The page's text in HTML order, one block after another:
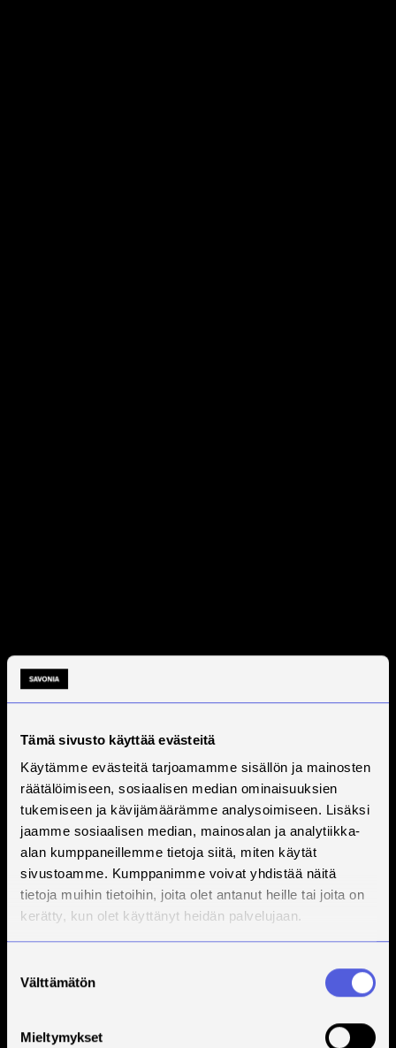
Tämä sivusto käyttää evästeitä
Käytämme evästeitä tarjoamamme sisällön ja mainosten
räätälöimiseen, sosiaalisen median ominaisuuksien
tukemiseen ja kävijämäärämme analysoimiseen. Lisäksi
jaamme sosiaalisen median, mainosalan ja analytiikka-
alan kumppaneillemme tietoja siitä, miten käytät
sivustoamme. Kumppanimme voivat yhdistää näitä
tietoja muihin tietoihin, joita olet antanut heille tai joita on
kerätty, kun olet käyttänyt heidän palvelujaan.
valinta
Välttämätön
Mieltymykset